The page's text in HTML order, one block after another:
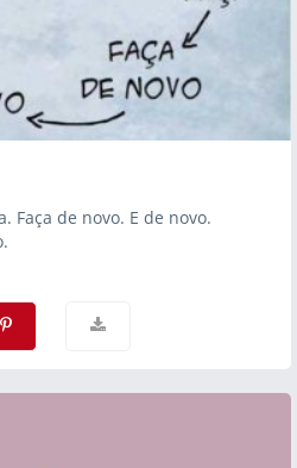
Faça de novo. E de novo.